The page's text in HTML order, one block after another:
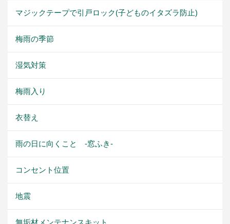
マジックテープで引戸ロック(子どものイタズラ防止)
梅雨の季節
湿気対策
梅雨入り
衣替え
雨の日に向くこと -窓ふき-
コンセント位置
地震